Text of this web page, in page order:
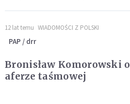
12 lat temu WIADOMOŚCI Z POLSKI
PAP / drr
Bronisław Komorowski o
aferze taśmowej